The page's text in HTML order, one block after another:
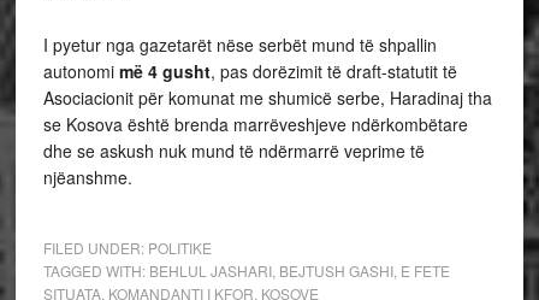
I pyetur nga gazetarët nëse serbët mund të shpallin
autonomi më 4 gusht, pas dorëzimit të draft-statutit të
Asociacionit për komunat me shumicë serbe, Haradinaj tha
se Kosova është brenda marrëveshjeve ndërkombëtare
dhe se askush nuk mund të ndërmarrë veprime të
njëanshme.
FILED UNDER: POLITIKE
TAGGED WITH: BEHLUL JASHARI, BEJTUSH GASHI, E FETE
SITUATA, KOMANDANTI I KFOR KOSOVE